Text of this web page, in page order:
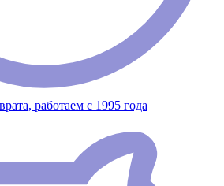
работаем с 1995 года